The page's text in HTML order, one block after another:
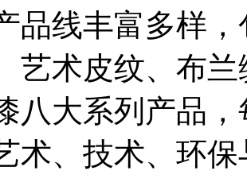
品线丰富多样
艺术皮纹、布
八大系列产品
术、技术、环